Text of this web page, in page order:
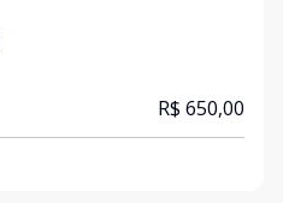
R$ 650,00